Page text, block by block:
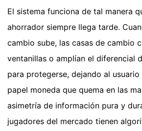
El sistema funciona de tal manera
ahorrador siempre llega tarde.
cambio sube, las casas de cambio
ventanillas o amplían el diferencial
para protegerse, dejando al
papel moneda que quema en las
asimetría de información pura y
jugadores del mercado tienen